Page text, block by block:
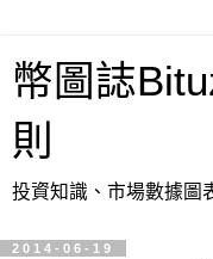
幣圖誌
則
投資知識、市場數據圖
2014-06-19